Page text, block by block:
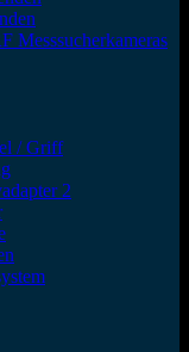
Messsucherkameras
/ Griff
2